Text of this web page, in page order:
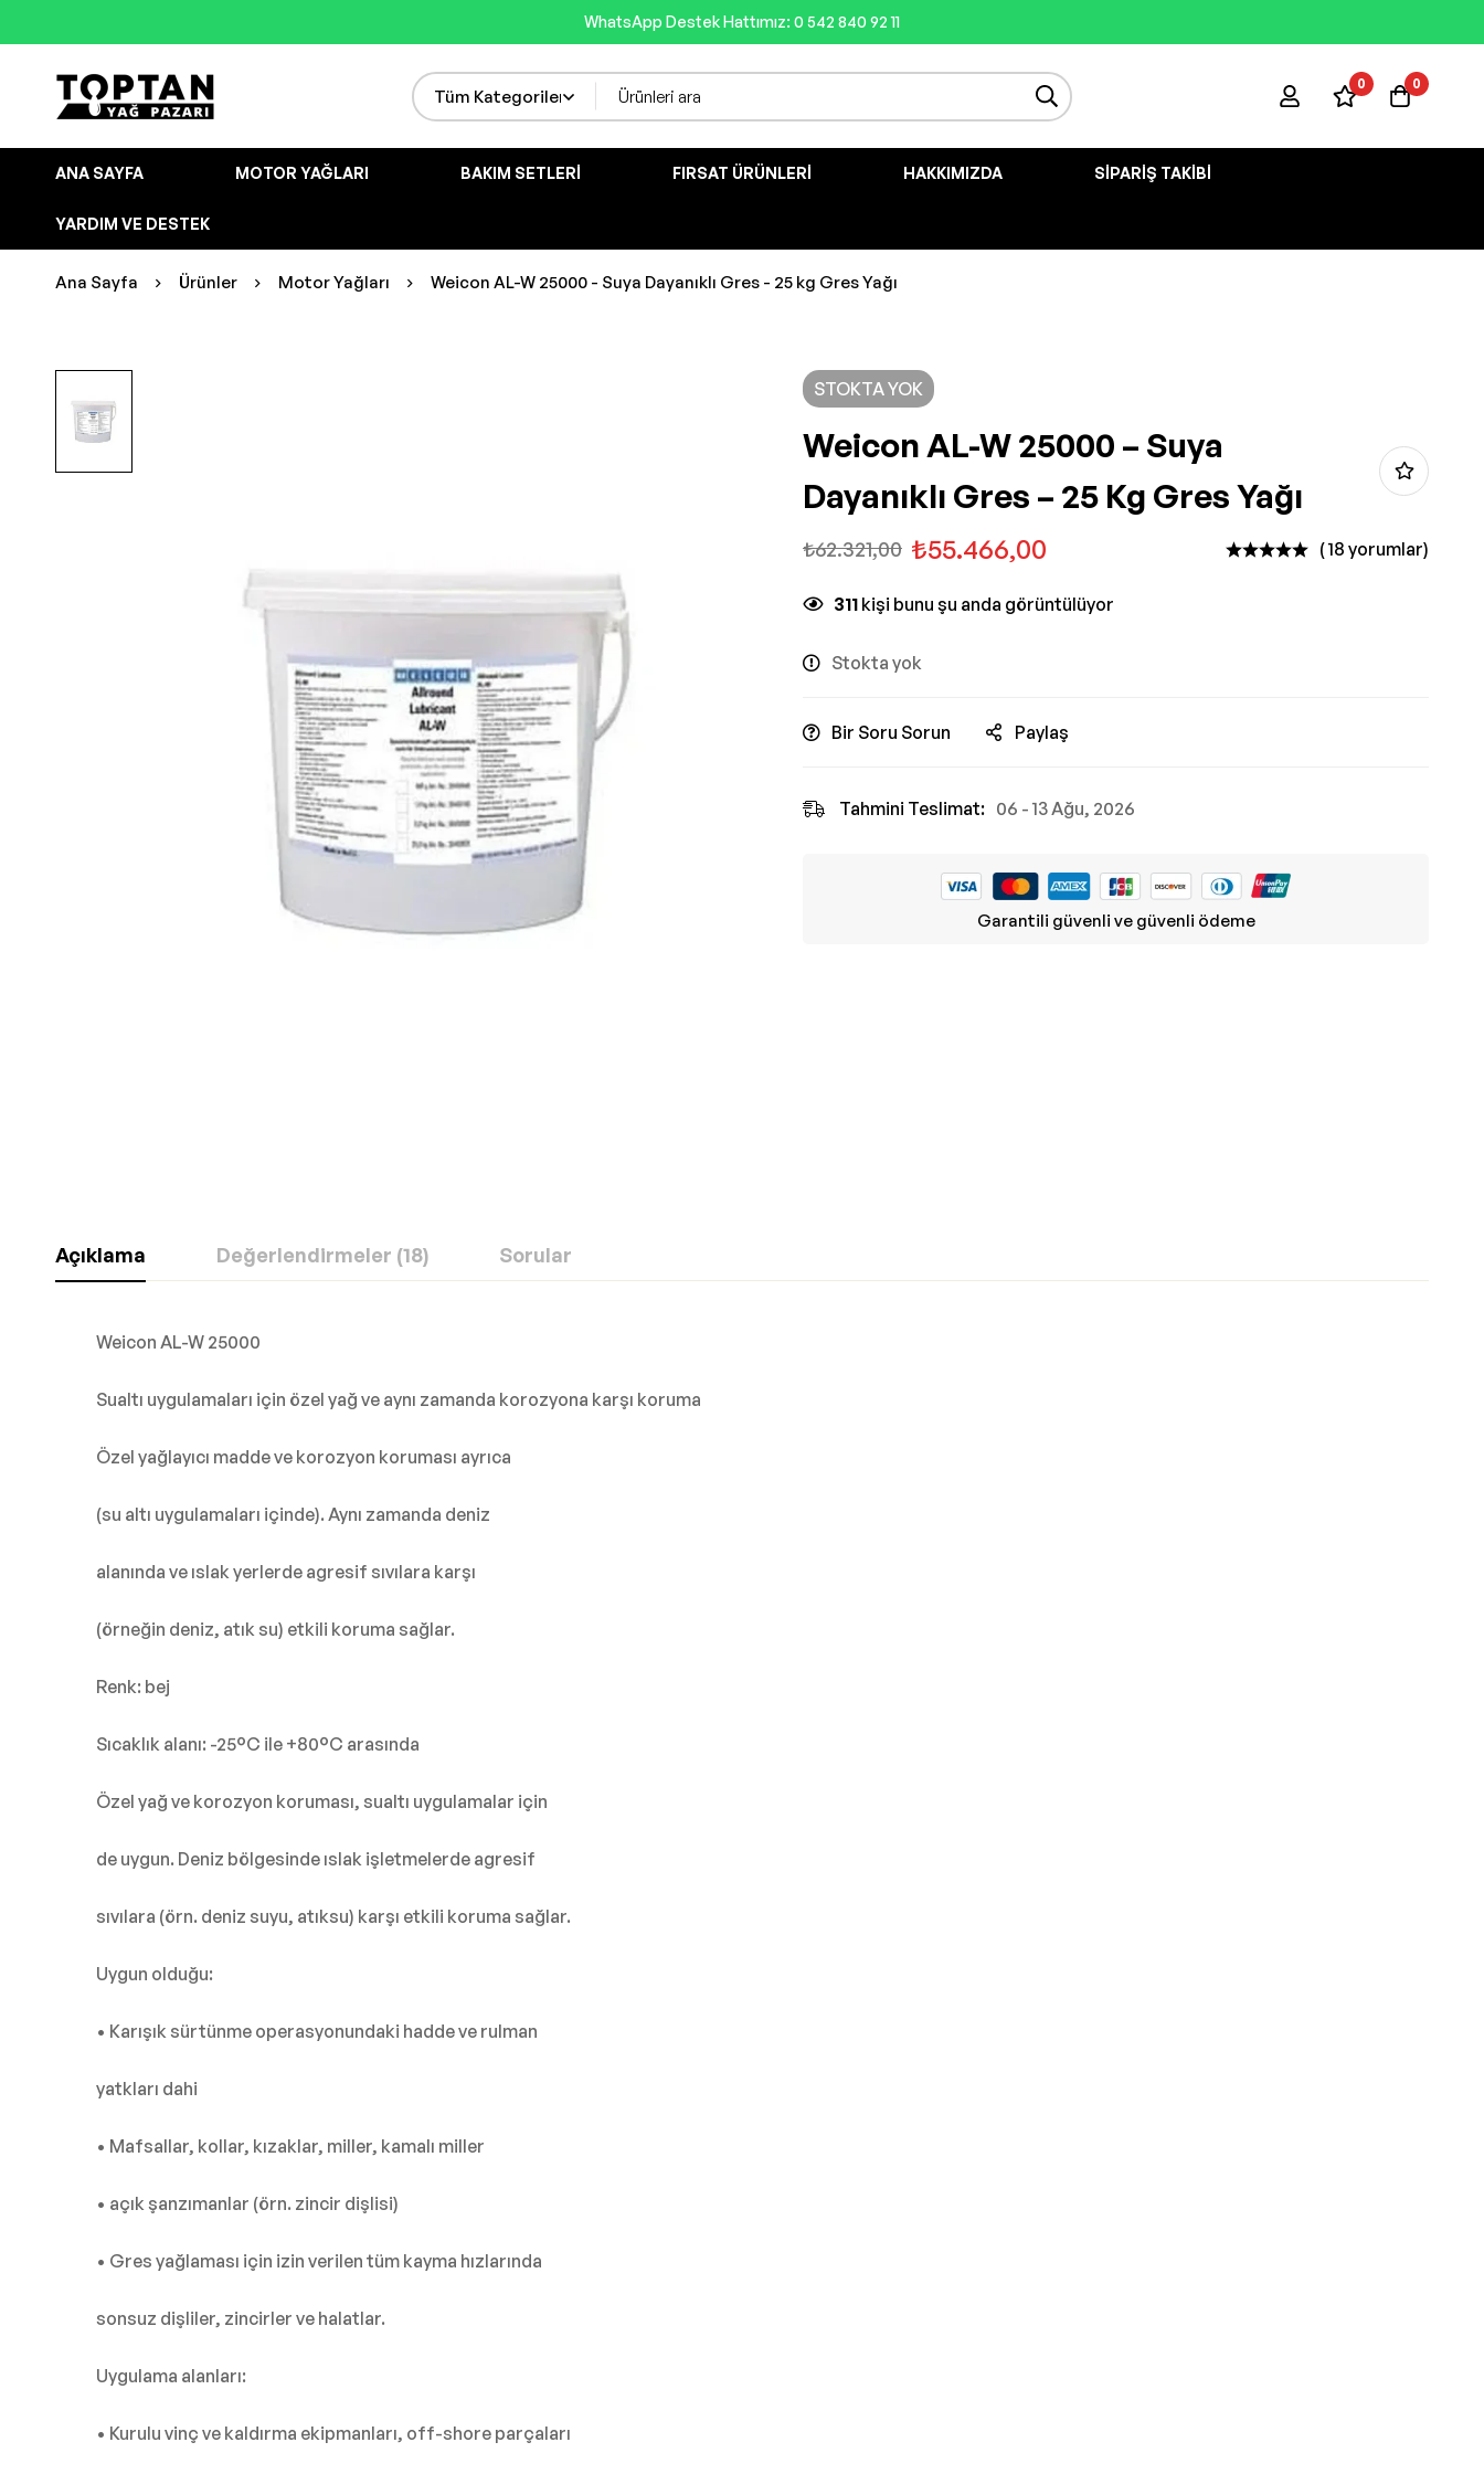
WhatsApp Destek Hattımız: 0 542 840 92 11
0 0
ANA SAYFA MOTOR YAĞLARI BAKIM SETLERI FIRSAT ÜRÜNLERI HAKKIMIZDA SIPARIŞ TAKIBI
YARDIM VE DESTEK
Ana Sayfa Ürünler Motor Yağları Weicon AL-W 25000 - Suya Dayanıklı Gres - 25 kg Gres Yağı
STOKTA YOK
Weicon AL-W 25000 – Suya
Dayanıklı Gres – 25 Kg Gres Yağı
₺62.321,00 ₺55.466,00 ( 18 yorumlar)
311 kişi bunu şu anda görüntülüyor
Stokta yok
Bir Soru Sorun Paylaş
Tahmini Teslimat: 06 - 13 Ağu, 2026
Garantili güvenli ve güvenli ödeme
Açıklama Değerlendirmeler (18) Sorular
Weicon AL-W 25000
Sualtı uygulamaları için özel yağ ve aynı zamanda korozyona karşı koruma
Özel yağlayıcı madde ve korozyon koruması ayrıca
(su altı uygulamaları içinde). Aynı zamanda deniz
alanında ve ıslak yerlerde agresif sıvılara karşı
(örneğin deniz, atık su) etkili koruma sağlar.
Renk: bej
Sıcaklık alanı: -25°C ile +80°C arasında
Özel yağ ve korozyon koruması, sualtı uygulamalar için
de uygun. Deniz bölgesinde ıslak işletmelerde agresif
sıvılara (örn. deniz suyu, atıksu) karşı etkili koruma sağlar.
Uygun olduğu:
• Karışık sürtünme operasyonundaki hadde ve rulman
yatkları dahi
• Mafsallar, kollar, kızaklar, miller, kamalı miller
• açık şanzımanlar (örn. zincir dişlisi)
• Gres yağlaması için izin verilen tüm kayma hızlarında
sonsuz dişliler, zincirler ve halatlar.
Uygulama alanları:
• Kurulu vinç ve kaldırma ekipmanları, off-shore parçaları